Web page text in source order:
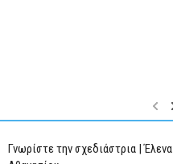
Γνωρίστε την σχεδιάστρια | Έλενα